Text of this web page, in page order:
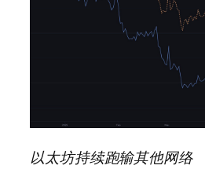
以太坊持续跑输其他网络